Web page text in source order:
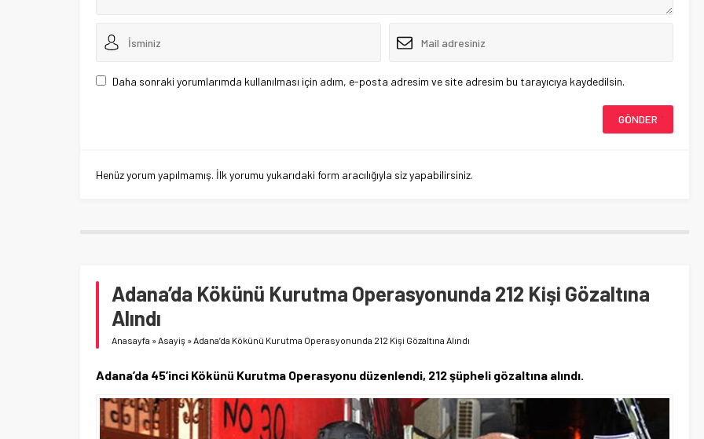
Daha sonraki yorumlarımda kullanılması için adım, e-posta adresim ve site adresim bu tarayıcıya kaydedilsin.
Henüz yorum yapılmamış. İlk yorumu yukarıdaki form aracılığıyla siz yapabilirsiniz.
Adana’da Kökünü Kurutma Operasyonunda 212 Kişi Gözaltına
Alındı
Anasayfa »Asayiş »Adana’da Kökünü Kurutma Operasyonunda 212 Kişi Gözaltına Alındı
Adana’da 45’inci Kökünü Kurutma Operasyonu düzenlendi, 212 şüpheli gözaltına alındı.